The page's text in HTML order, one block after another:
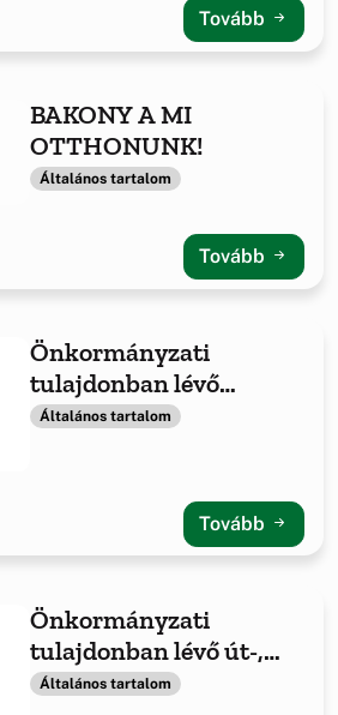
Tovább
BAKONY A MI
OTTHONUNK!
Általános tartalom
Tovább
Önkormányzati
tulajdonban lévő
ingatlanok fejlesztése
Általános tartalom
Tovább
Önkormányzati
tulajdonban lévő út-,
hídépítés/felújítás
Általános tartalom